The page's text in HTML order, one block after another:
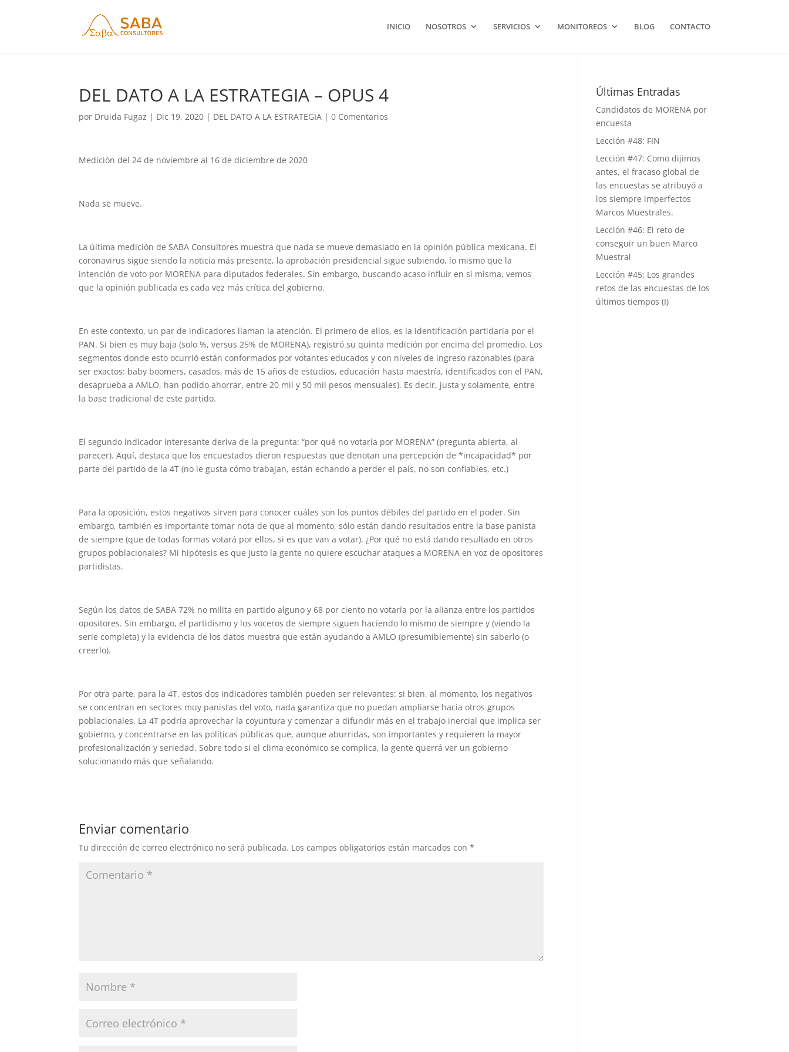
INICIO NOSOTROS SERVICIOS MONITOREOS BLOG CONTACTO
DEL DATO A LA ESTRATEGIA – OPUS 4
por Druida Fugaz | Dic 19, 2020 | DEL DATO A LA ESTRATEGIA |0 Comentarios
Medición del 24 de noviembre al 16 de diciembre de 2020
Nada se mueve.
La última medición de SABA Consultores muestra que nada se mueve demasiado en la opinión pública mexicana. El
coronavirus sigue siendo la noticia más presente, la aprobación presidencial sigue subiendo, lo mismo que la
intención de voto por MORENA para diputados federales. Sin embargo, buscando acaso influir en sí misma, vemos
que la opinión publicada es cada vez más crítica del gobierno.
En este contexto, un par de indicadores llaman la atención. El primero de ellos, es la identificación partidaria por el
PAN. Si bien es muy baja (solo %, versus 25% de MORENA), registró su quinta medición por encima del promedio. Los
segmentos donde esto ocurrió están conformados por votantes educados y con niveles de ingreso razonables (para
ser exactos: baby boomers, casados, más de 15 años de estudios, educación hasta maestría, identificados con el PAN,
desaprueba a AMLO, han podido ahorrar, entre 20 mil y 50 mil pesos mensuales). Es decir, justa y solamente, entre
la base tradicional de este partido.
El segundo indicador interesante deriva de la pregunta: “por qué no votaría por MORENA” (pregunta abierta, al
parecer). Aquí, destaca que los encuestados dieron respuestas que denotan una percepción de *incapacidad* por
parte del partido de la 4T (no le gusta cómo trabajan, están echando a perder el país, no son confiables, etc.)
Para la oposición, estos negativos sirven para conocer cuáles son los puntos débiles del partido en el poder. Sin
embargo, también es importante tomar nota de que al momento, sólo están dando resultados entre la base panista
de siempre (que de todas formas votará por ellos, si es que van a votar). ¿Por qué no está dando resultado en otros
grupos poblacionales? Mi hipótesis es que justo la gente no quiere escuchar ataques a MORENA en voz de opositores
partidistas.
Según los datos de SABA 72% no milita en partido alguno y 68 por ciento no votaría por la alianza entre los partidos
opositores. Sin embargo, el partidismo y los voceros de siempre siguen haciendo lo mismo de siempre y (viendo la
serie completa) y la evidencia de los datos muestra que están ayudando a AMLO (presumiblemente) sin saberlo (o
creerlo).
Por otra parte, para la 4T, estos dos indicadores también pueden ser relevantes: si bien, al momento, los negativos
se concentran en sectores muy panistas del voto, nada garantiza que no puedan ampliarse hacia otros grupos
poblacionales. La 4T podría aprovechar la coyuntura y comenzar a difundir más en el trabajo inercial que implica ser
gobierno, y concentrarse en las políticas públicas que, aunque aburridas, son importantes y requieren la mayor
profesionalización y seriedad. Sobre todo si el clima económico se complica, la gente querrá ver un gobierno
solucionando más que señalando.
Enviar comentario
Tu dirección de correo electrónico no será publicada. Los campos obligatorios están marcados con*
Últimas Entradas
Candidatos de MORENA por
encuesta
Lección #48: FIN
Lección #47: Como dijimos
antes, el fracaso global de
las encuestas se atribuyó a
los siempre imperfectos
Marcos Muestrales.
Lección #46: El reto de
conseguir un buen Marco
Muestral
Lección #45: Los grandes
retos de las encuestas de los
últimos tiempos (I)